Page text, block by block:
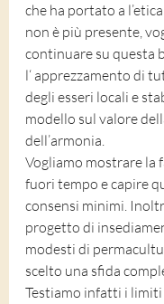
che ha portato a
non è più presente,
continuare su questa
l‘ apprezzamento di
degli esseri locali e
modello sul valore
dell’armonia.
Vogliamo mostrare la
fuori tempo e capire
consensi minimi.
progetto di
modesti di
scelto una sfida
Testiamo infatti i limiti